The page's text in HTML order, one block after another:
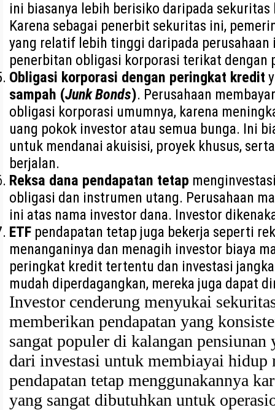
ini biasanya lebih berisiko daripada
Karena sebagai penerbit sekuritas ini,
yang relatif lebih tinggi daripada
penerbitan obligasi korporasi terikat dengan
Obligasi korporasi dengan peringkat kredit
sampah (Junk Bonds). Perusahaan
obligasi korporasi umumnya, karena
uang pokok investor atau semua bunga. Ini
untuk mendanai akuisisi, proyek khusus,
berjalan.
Reksa dana pendapatan tetap
obligasi dan instrumen utang. Perusahaan
ini atas nama investor dana. Investor
ETF pendapatan tetap juga bekerja seperti
menanganinya dan menagih investor biaya
peringkat kredit tertentu dan investasi
mudah diperdagangkan, mereka juga dapat
Investor cenderung menyukai
memberikan pendapatan yang
sangat populer di kalangan
dari investasi untuk membiayai hidup
pendapatan tetap menggunakannya
yang sangat dibutuhkan untuk